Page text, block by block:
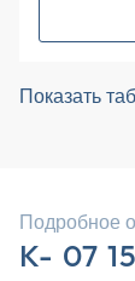
Показать
Подробное
K- 07